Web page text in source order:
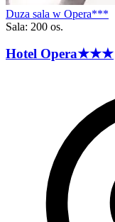
Duza sala w Opera***
Sala: 200 os.
Hotel Opera★★★